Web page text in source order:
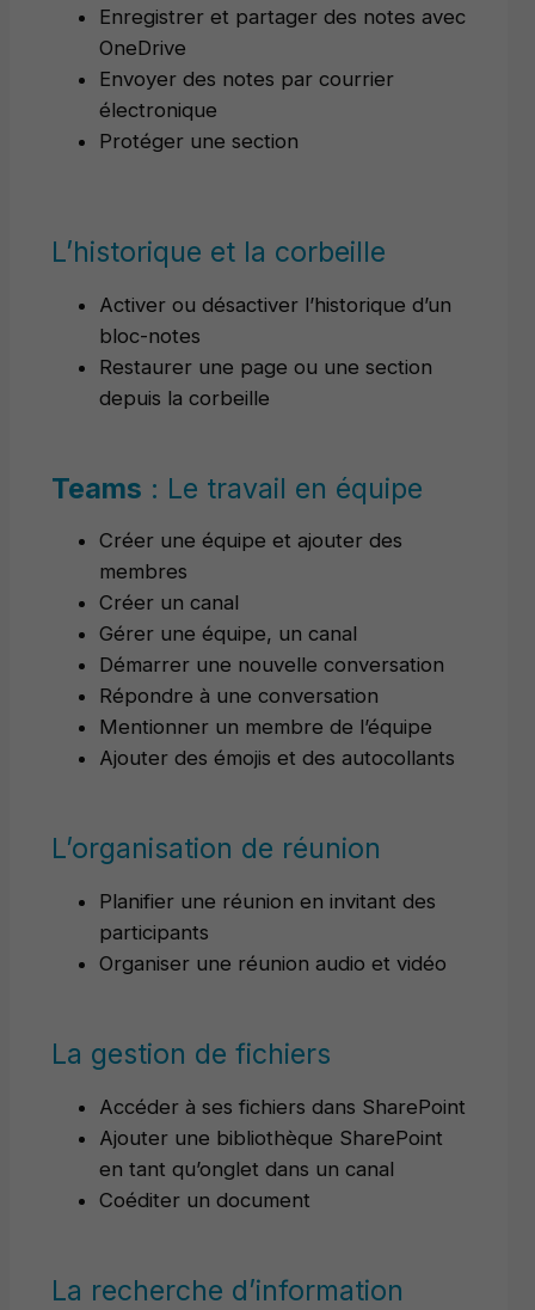
Enregistrer et partager des notes avec
OneDrive
Envoyer des notes par courrier
électronique
Protéger une section
L’historique et la corbeille
Activer ou désactiver l’historique d’un
bloc-notes
Restaurer une page ou une section
depuis la corbeille
Teams : Le travail en équipe
Créer une équipe et ajouter des
membres
Créer un canal
Gérer une équipe, un canal
Démarrer une nouvelle conversation
Répondre à une conversation
Mentionner un membre de l’équipe
Ajouter des émojis et des autocollants
L’organisation de réunion
Planifier une réunion en invitant des
participants
Organiser une réunion audio et vidéo
La gestion de fichiers
Accéder à ses fichiers dans SharePoint
Ajouter une bibliothèque SharePoint
en tant qu’onglet dans un canal
Coéditer un document
La recherche d’information